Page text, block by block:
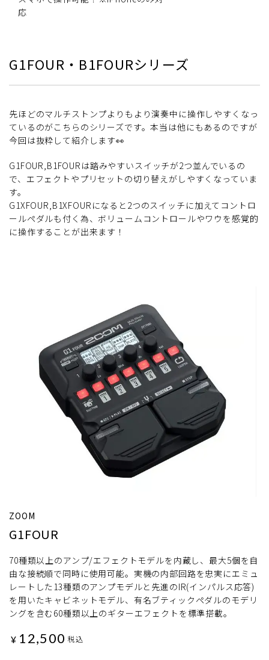
応
G1FOUR・B1FOURシリーズ
先ほどのマルチストンプよりもより演奏中に操作しやすくなっ
ているのがこちらのシリーズです。本当は他にもあるのですが
今回は抜粋して紹介します👀
G1FOUR,B1FOURは踏みやすいスイッチが2つ並んでいるの
で、エフェクトやプリセットの切り替えがしやすくなっていま
す。
G1XFOUR,B1XFOURになると2つのスイッチに加えてコントロ
ールペダルも付く為、ボリュームコントロールやワウを感覚的
に操作することが出来ます！
ZOOM
G1FOUR
70種類以上のアンプ/エフェクトモデルを内蔵し、最大5個を自
由な接続順で同時に使用可能。実機の内部回路を忠実にエミュ
レートした13種類のアンプモデルと先進のIR(インパルス応答)
を用いたキャビネットモデル、有名ブティックペダルのモデリ
ングを含む60種類以上のギターエフェクトを標準搭載。
¥ 12,500 税込